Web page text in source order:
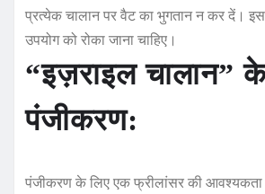
प्रत्येक चालान पर वैट का भुगतान न कर दें।
उपयोग को रोका जाना चाहिए।
“इज़राइल चालान”
पंजीकरण:
पंजीकरण के लिए एक फ्रीलांसर की आवश्यकता